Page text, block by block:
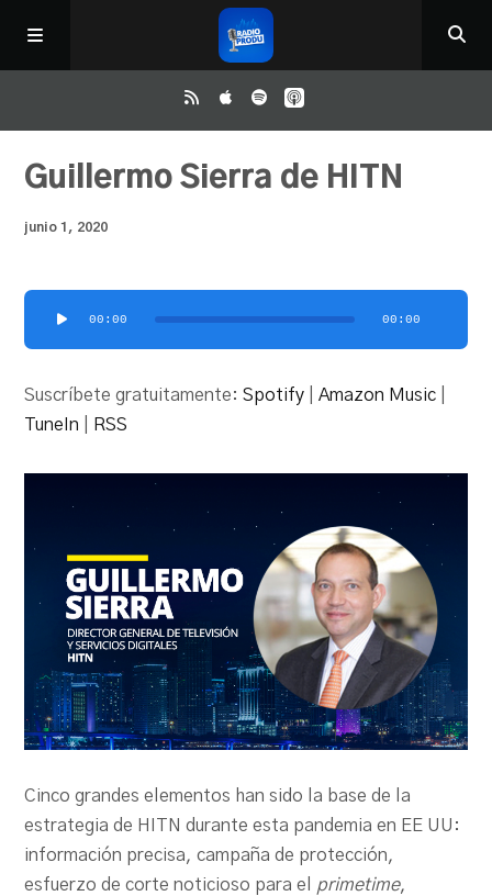
Inicio
ReloAd
Contacto
PRODU.com
Guillermo Sierra de HITN
junio 1, 2020
Reproductor
00:00 00:00
Suscríbete gratuitamente:Spotify |Amazon Music
TuneIn
RSS
Cinco grandes elementos han sido la base de la
estrategia de HITN durante esta pandemia en EE UU:
información precisa, campaña de protección,
esfuerzo de corte noticioso para el primetime,